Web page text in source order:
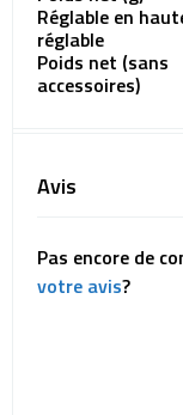
Réglable en
réglable
Poids net (sans
accessoires)
Avis
Pas encore de
votre avis?